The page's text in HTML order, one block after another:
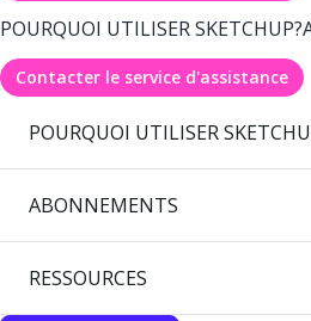
POURQUOI UTILISER SKETCHUP?
Contacter le service d'assistance
POURQUOI UTILISER
ABONNEMENTS
RESSOURCES